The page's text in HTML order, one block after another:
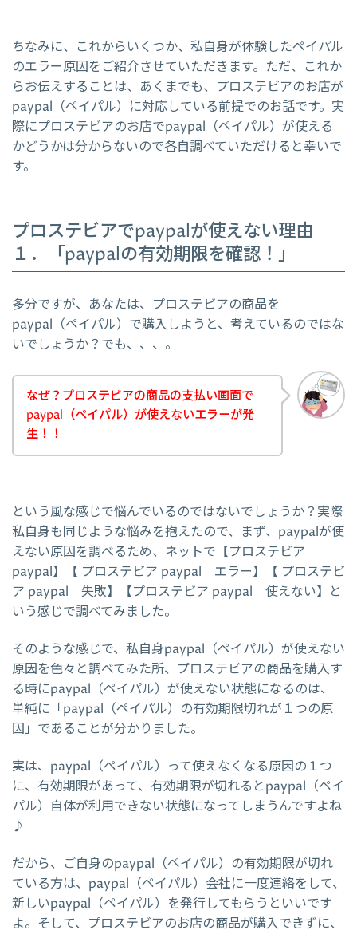
ちなみに、これからいくつか、私自身が体験したペイパル
のエラー原因をご紹介させていただきます。ただ、これか
らお伝えすることは、あくまでも、プロステビアのお店が
paypal（ペイパル）に対応している前提でのお話です。実
際にプロステビアのお店でpaypal（ペイパル）が使える
かどうかは分からないので各自調べていただけると幸いで
す。
プロステビアでpaypalが使えない理由
１．「paypalの有効期限を確認！」
多分ですが、あなたは、プロステビアの商品を
paypal（ペイパル）で購入しようと、考えているのではな
いでしょうか？でも、、、。
なぜ？プロステビアの商品の支払い画面で
paypal（ペイパル）が使えないエラーが発
生！！
という風な感じで悩んでいるのではないでしょうか？実際
私自身も同じような悩みを抱えたので、まず、paypalが使
えない原因を調べるため、ネットで【プロステビア
paypal】【 プロステビア paypal エラー】【 プロステビ
ア paypal 失敗】【プロステビア paypal 使えない】と
いう感じで調べてみました。
そのような感じで、私自身paypal（ペイパル）が使えない
原因を色々と調べてみた所、プロステビアの商品を購入す
る時にpaypal（ペイパル）が使えない状態になるのは、
単純に「paypal（ペイパル）の有効期限切れが１つの原
因」であることが分かりました。
実は、paypal（ペイパル）って使えなくなる原因の１つ
に、有効期限があって、有効期限が切れるとpaypal（ペイ
パル）自体が利用できない状態になってしまうんですよね
♪
だから、ご自身のpaypal（ペイパル）の有効期限が切れ
ている方は、paypal（ペイパル）会社に一度連絡をして、
新しいpaypal（ペイパル）を発行してもらうといいです
よ。そして、プロステビアのお店の商品が購入できずに、